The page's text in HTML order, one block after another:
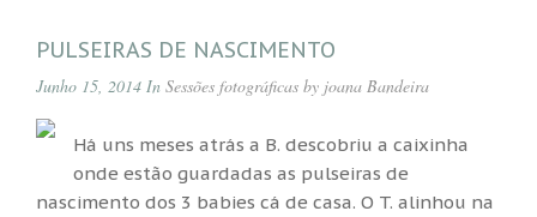
PULSEIRAS DE NASCIMENTO
Junho 15, 2014 In Sessões fotográficas by joana Bandeira
Há uns meses atrás a B. descobriu a caixinha
onde estão guardadas as pulseiras de
nascimento dos 3 babies cá de casa. O T. alinhou na